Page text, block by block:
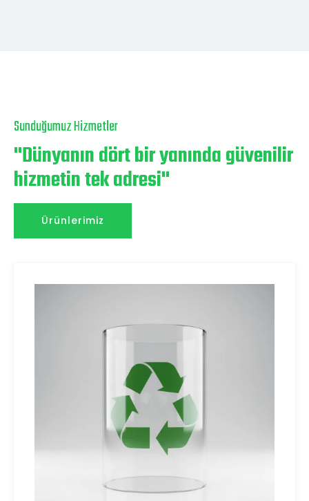
Sunduğumuz Hizmetler
"Dünyanın dört bir yanında güvenilir
hizmetin tek adresi"
Ürünlerimiz